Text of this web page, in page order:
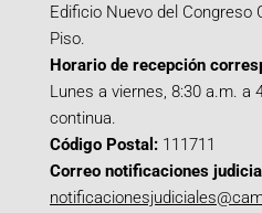
Edificio Nuevo del Congreso
Piso.
Horario de recepción
Lunes a viernes, 8:30 a.m. a
continua.
Código Postal: 111711
Correo notificaciones